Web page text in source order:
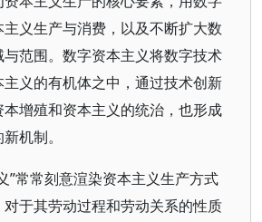
义生产与消费，以及不断扩大数
范围。数字资本主义将数字技术
义的有机体之中，通过技术创新
增殖和资本主义的统治，也形成
机制。
”常常刻意渲染资本主义生产方式
于其劳动过程和劳动关系的性质